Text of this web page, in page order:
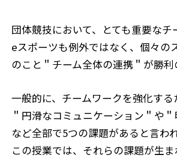
団体競技において、とても重要なチ
eスポーツも例外ではなく、個々の
のこと＂チーム全体の連携＂が勝利
一般的に、チームワークを強化する
＂円滑なコミュニケーション＂や
など全部で5つの課題があると言われ
この授業では、それらの課題が生